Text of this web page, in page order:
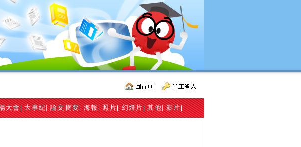
大會|大事紀|論文摘要|海報|照片|幻燈片|其他|影片|